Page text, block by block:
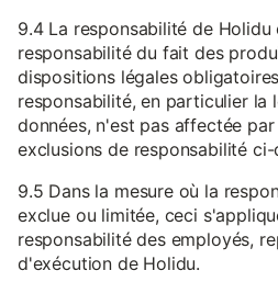
9.4 La responsabilité de
responsabilité du fait des
dispositions légales
responsabilité, en particulier la
données, n'est pas affectée
exclusions de responsabilité ci-
9.5 Dans la mesure où la
exclue ou limitée, ceci
responsabilité des employés,
d'exécution de Holidu.